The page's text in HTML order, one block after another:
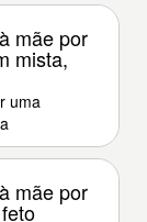
mãe por
mista,
uma
mãe por